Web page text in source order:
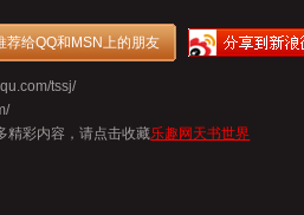
tssj/
精彩内容，请点击收藏乐趣网天书世界